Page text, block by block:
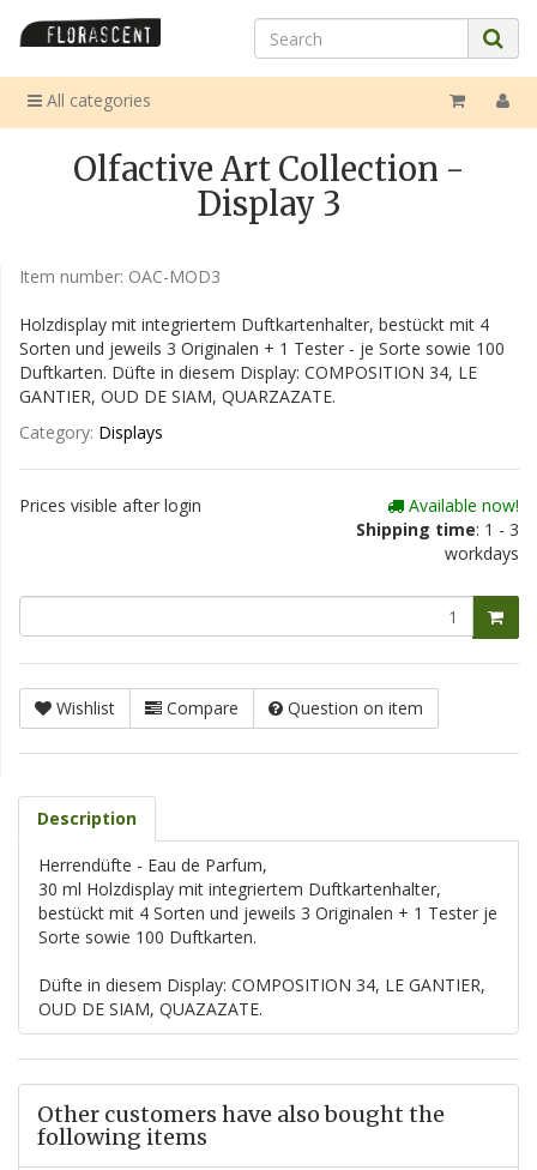
All categories
Olfactive Art Collection -
Display 3
Item number: OAC-MOD3
Holzdisplay mit integriertem Duftkartenhalter, bestückt mit 4
Sorten und jeweils 3 Originalen + 1 Tester - je Sorte sowie 100
Duftkarten. Düfte in diesem Display: COMPOSITION 34, LE
GANTIER, OUD DE SIAM, QUARZAZATE.
Category: Displays
Prices visible after login
Available now!
Shipping time: 1 - 3
workdays
Wishlist Compare Question on item
Description
Herrendüfte - Eau de Parfum,
30 ml Holzdisplay mit integriertem Duftkartenhalter,
bestückt mit 4 Sorten und jeweils 3 Originalen + 1 Tester je
Sorte sowie 100 Duftkarten.
Düfte in diesem Display: COMPOSITION 34, LE GANTIER,
OUD DE SIAM, QUAZAZATE.
Other customers have also bought the
following items